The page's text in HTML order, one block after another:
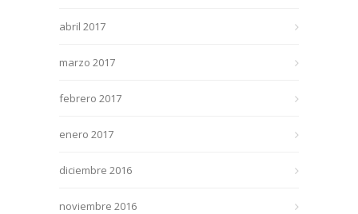
abril 2017
marzo 2017
febrero 2017
enero 2017
diciembre 2016
noviembre 2016